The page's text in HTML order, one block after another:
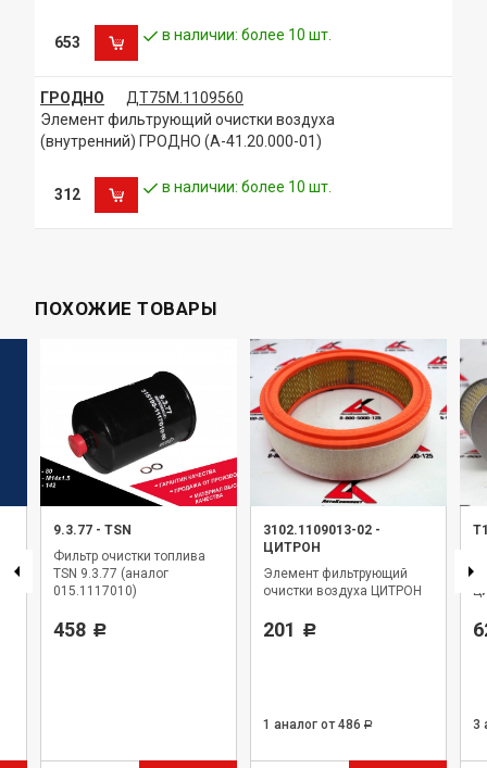
653 в наличии: более 10 шт.
ГРОДНО
ДТ75М.1109560
Элемент фильтрующий очистки воздуха
(внутренний) ГРОДНО (А-41.20.000-01)
312 в наличии: более 10 шт.
ПОХОЖИЕ ТОВАРЫ
9.3.77 - TSN
Фильтр очистки топлива
TSN 9.3.77 (аналог
015.1117010)
458 Р
3102.1109013-02 -
ЦИТРОН
Элемент фильтрующий
очистки воздуха ЦИТРОН
201 Р
1 аналог от 486 Р 3